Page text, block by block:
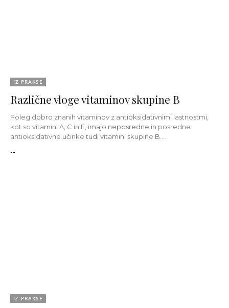
IZ PRAKSE
Različne vloge vitaminov skupine B
Poleg dobro znanih vitaminov z antioksidativnimi lastnostmi,
kot so vitamini A, C in E, imajo neposredne in posredne
antioksidativne učinke tudi vitamini skupine B....
--
IZ PRAKSE